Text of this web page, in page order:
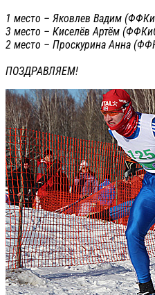
1 место – Яковлев Вадим
3 место – Киселёв Артём
2 место – Проскурина Анна
ПОЗДРАВЛЯЕМ!